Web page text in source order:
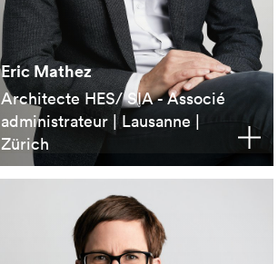
Eric Mathez
Architecte HES/ SIA - Associé
administrateur | Lausanne |
Zürich